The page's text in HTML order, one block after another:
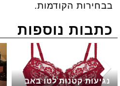
בבחירות הקודמות.
כתבות נוספות
נגיעות קטנות לטו באב